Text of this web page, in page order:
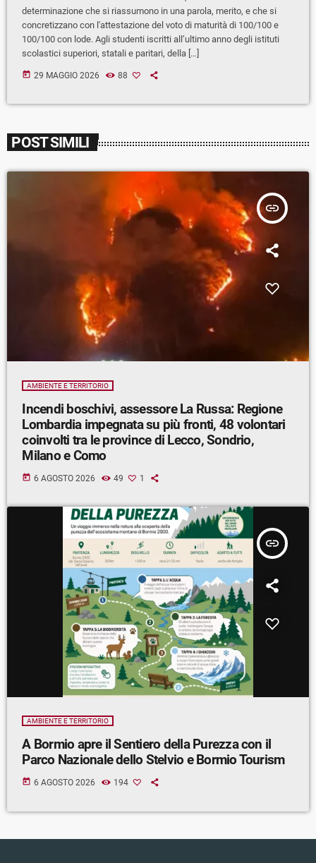
determinazione che si riassumono in una parola, merito, e che si
concretizzano con l'attestazione del voto di maturità di 100/100 e
100/100 con lode. Agli studenti iscritti all’ultimo anno degli istituti
scolastici superiori, statali e paritari, della […]
today 29 MAGGIO 2026 88
POST SIMILI
insert_link
AMBIENTE E TERRITORIO
Incendi boschivi, assessore La Russa: Regione
Lombardia impegnata su più fronti, 48 volontari
coinvolti tra le province di Lecco, Sondrio,
Milano e Como
today 6 AGOSTO 2026 49 1
insert_link
AMBIENTE E TERRITORIO
A Bormio apre il Sentiero della Purezza con il
Parco Nazionale dello Stelvio e Bormio Tourism
today 6 AGOSTO 2026 194